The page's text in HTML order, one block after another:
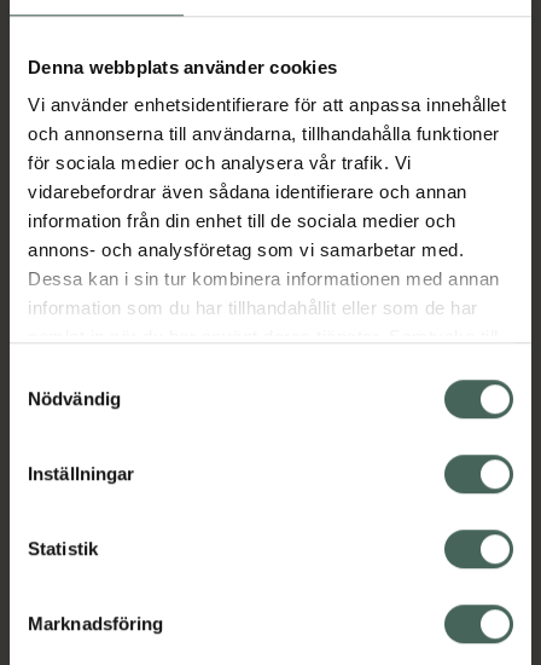
Denna webbplats använder cookies
Vi använder enhetsidentifierare för att anpassa innehållet
och annonserna till användarna, tillhandahålla funktioner
för sociala medier och analysera vår trafik. Vi
vidarebefordrar även sådana identifierare och annan
information från din enhet till de sociala medier och
annons- och analysföretag som vi samarbetar med.
Dessa kan i sin tur kombinera informationen med annan
information som du har tillhandahållit eller som de har
återkalla ditt samtycke via webbplatsens
cookieinställningar. Ett återkallat samtycke påverkar inte
lagligheten av behandling som skett innan återkallelsen.
Nödvändig
Inställningar
Statistik
Marknadsföring
Aktuella erbjudanden
Beskrivning Dölj
EAN:07350124336282
Kronans Apotek finns här för dig. Du hittar oss från Skåne i
syd till Lappland i norr, och online i mobilen och på
hjälpa just dig att må lite bättre. Välkommen att prata
Kundservice